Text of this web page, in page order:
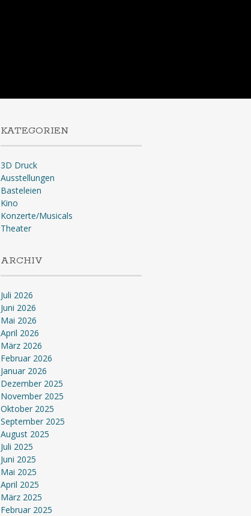
KATEGORIEN
3D Druck
Ausstellungen
Basteleien
Kino
Konzerte/Musicals
Theater
ARCHIV
Juli 2026
Juni 2026
Mai 2026
April 2026
März 2026
Februar 2026
Januar 2026
Dezember 2025
November 2025
Oktober 2025
September 2025
August 2025
Juli 2025
Juni 2025
Mai 2025
April 2025
März 2025
Februar 2025